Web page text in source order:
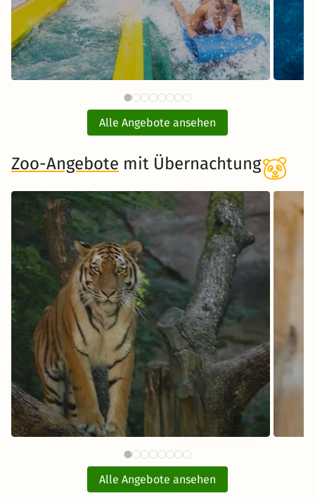
ab88 €
Therme Erding mit
Übernachtung
inkl. Übernachtung und Frühstück
Alle Angebote ansehen
Zoo-Angebote mit Übernachtung
ab59 €
Tiergarten Nürnberg mit Hotel
inkl. Übernachtung und Frühstück
Alle Angebote ansehen